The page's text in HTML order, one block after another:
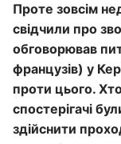
Проте зовсім
свідчили про
обговорював
французів) у
проти цього.
спостерігачі
здійснити